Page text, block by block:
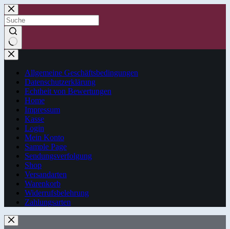
Zum
Inhalt
springen
Keine
Ergebnisse
Allgemeine Geschäftsbedingungen
Datenschutzerklärung
Echtheit von Bewertungen
Home
Impressum
Kasse
Login
Mein Konto
Sample Page
Sendungsverfolgung
Shop
Versandarten
Warenkorb
Widerrufsbelehrung
Zahlungsarten